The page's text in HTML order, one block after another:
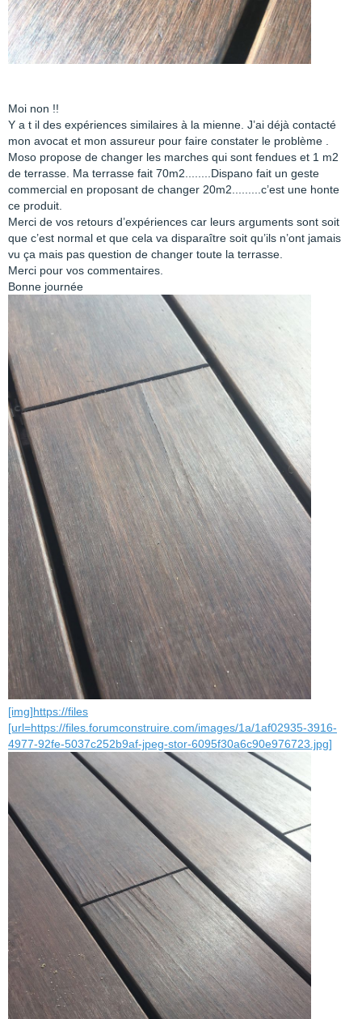
Moi non !!
Y a t il des expériences similaires à la mienne. J’ai déjà contacté
mon avocat et mon assureur pour faire constater le problème .
Moso propose de changer les marches qui sont fendues et 1 m2
de terrasse. Ma terrasse fait 70m2........Dispano fait un geste
commercial en proposant de changer 20m2.........c’est une honte
ce produit.
Merci de vos retours d’expériences car leurs arguments sont soit
que c’est normal et que cela va disparaître soit qu’ils n’ont jamais
vu ça mais pas question de changer toute la terrasse.
Merci pour vos commentaires.
Bonne journée
[img]https://files
[url=https://files.forumconstruire.com/images/1a/1af02935-3916-
4977-92fe-5037c252b9af-jpeg-stor-6095f30a6c90e976723.jpg]